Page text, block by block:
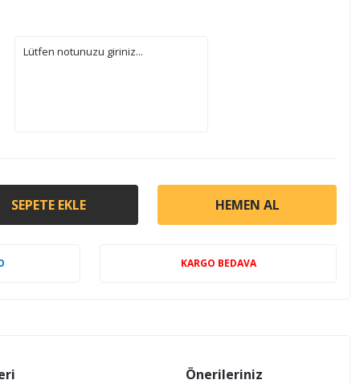
SEPETE EKLE HEMEN AL
KARGO BEDAVA
Önerileriniz